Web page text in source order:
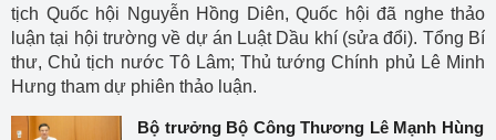
tịch Quốc hội Nguyễn Hồng Diên, Quốc hội đã nghe thảo
luận tại hội trường về dự án Luật Dầu khí (sửa đổi). Tổng Bí
thư, Chủ tịch nước Tô Lâm; Thủ tướng Chính phủ Lê Minh
Hưng tham dự phiên thảo luận.
Bộ trưởng Bộ Công Thương Lê Mạnh Hùng